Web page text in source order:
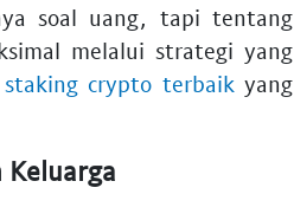
soal uang, tapi tentang
melalui strategi yang
staking crypto terbaikyang